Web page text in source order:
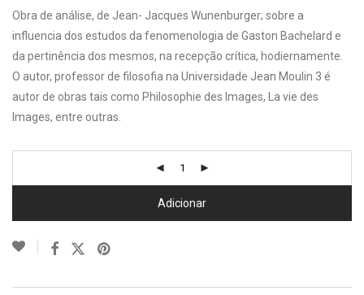
Obra de análise, de Jean- Jacques Wunenburger; sobre a
influencia dos estudos da fenomenologia de Gaston Bachelard e
da pertinência dos mesmos, na recepção crítica, hodiernamente.
O autor, professor de filosofia na Universidade Jean Moulin 3 é
autor de obras tais como Philosophie des Images, La vie des
Images, entre outras.
Adicionar